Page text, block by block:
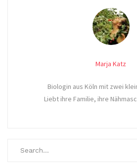
Marja Katz
Biologin aus Köln mit zwei
Liebt ihre Familie, ihre